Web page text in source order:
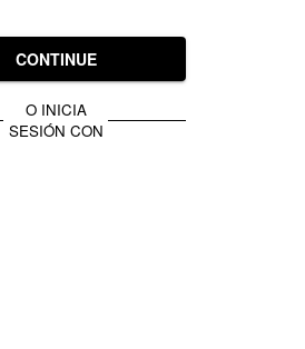
CONTINUE
O INICIA
SESIÓN CON